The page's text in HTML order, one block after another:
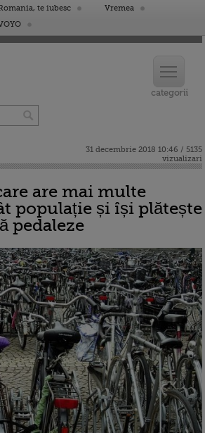
te iubesc
Vremea
31 decembrie 2018 10:46 / 5135
vizualizari
are mai multe
populație și își plătește
pedaleze